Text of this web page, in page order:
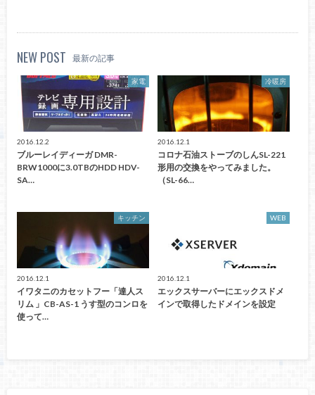
NEW POST 最新の記事
家電
2016.12.2
ブルーレイディーガ DMR-
BRW1000に3.0TBのHDD HDV-
SA…
冷暖房
2016.12.1
コロナ石油ストーブのしんSL-221
形用の交換をやってみました。
（SL-66…
キッチン
2016.12.1
イワタニのカセットフー「達人ス
リム 」CB-AS-1 うす型のコンロを
使って…
WEB
2016.12.1
エックスサーバーにエックスドメ
インで取得したドメインを設定